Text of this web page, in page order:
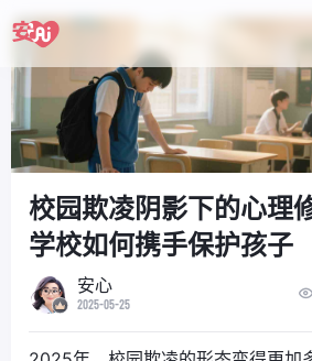
校园欺凌阴影下的心理
学校如何携手保护孩子
安心
2025-05-25